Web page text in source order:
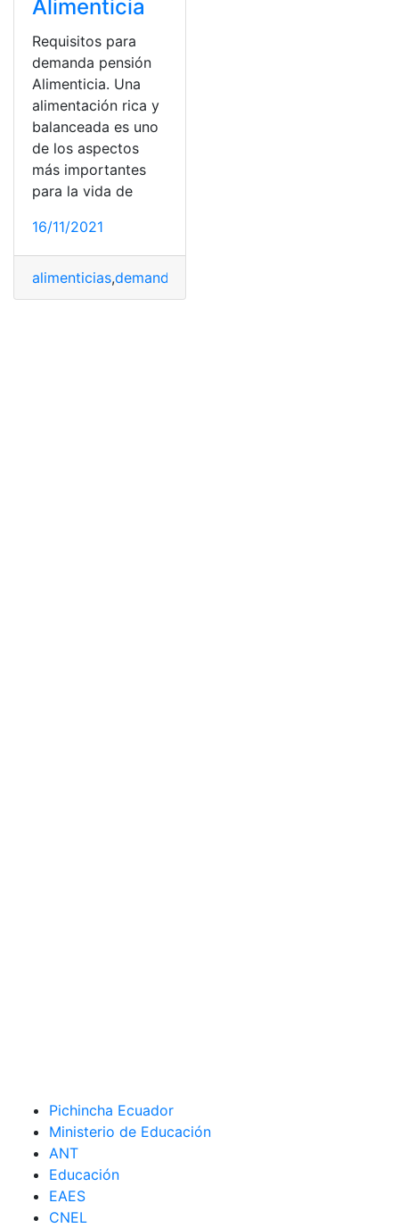
Alimenticia
Requisitos para
demanda pensión
Alimenticia. Una
alimentación rica y
balanceada es uno
de los aspectos
más importantes
para la vida de
16/11/2021
alimenticias,demanda
Pichincha Ecuador
Ministerio de Educación
ANT
Educación
EAES
CNEL